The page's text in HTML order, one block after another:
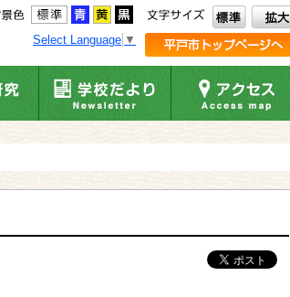
Select Language ▼